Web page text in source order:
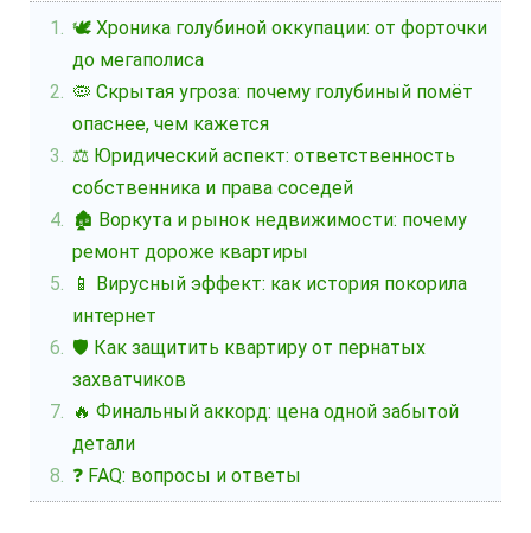
🕊️ Хроника голубиной оккупации: от форточки
до мегаполиса
🦠 Скрытая угроза: почему голубиный помёт
опаснее, чем кажется
⚖️ Юридический аспект: ответственность
собственника и права соседей
🏚️ Воркута и рынок недвижимости: почему
ремонт дороже квартиры
📱 Вирусный эффект: как история покорила
интернет
🛡️ Как защитить квартиру от пернатых
захватчиков
🔥 Финальный аккорд: цена одной забытой
детали
❓ FAQ: вопросы и ответы